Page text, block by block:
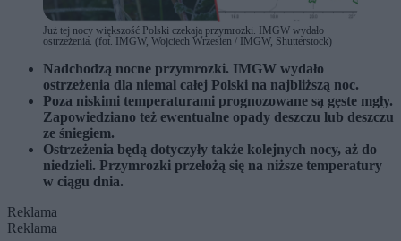
Już tej nocy większość Polski czekają przymrozki. IMGW wydało
ostrzeżenia. (fot. IMGW, Wojciech Wrzesien / IMGW, Shutterstock)
Nadchodzą nocne przymrozki. IMGW wydało
ostrzeżenia dla niemal całej Polski na najbliższą noc.
Poza niskimi temperaturami prognozowane są gęste mgły.
Zapowiedziano też ewentualne opady deszczu lub deszczu
ze śniegiem.
Ostrzeżenia będą dotyczyły także kolejnych nocy, aż do
niedzieli. Przymrozki przełożą się na niższe temperatury
w ciągu dnia.
Reklama
Reklama